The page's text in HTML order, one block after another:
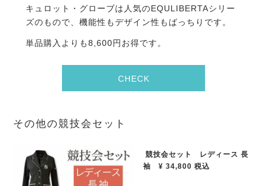
キュロット・グローブは人気のEQULIBERTAシリー
ズのもので、機能性もデザイン性もばっちりです。
単品購入よりも8,600円お得です。
CHECK
その他の競技会セット
競技会セット レディース 長
袖¥ 34,800税込